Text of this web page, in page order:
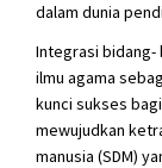
dalam dunia
Integrasi bidang-
ilmu agama
kunci sukses
mewujudkan
manusia (SDM)